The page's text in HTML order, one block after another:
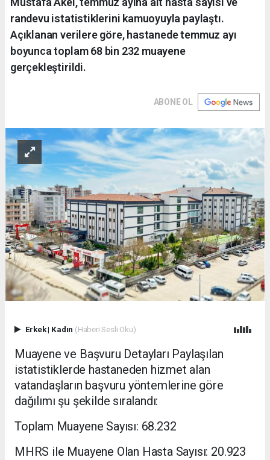
randevu istatistiklerini kamuoyuyla paylaştı.
Açıklanan verilere göre, hastanede temmuz ayı
boyunca toplam 68 bin 232 muayene
gerçekleştirildi.
ABONE OL
Erkek| Kadın (Haberi Sesli Oku)
Muayene ve Başvuru Detayları Paylaşılan
istatistiklerde hastaneden hizmet alan
vatandaşların başvuru yöntemlerine göre
dağılımı şu şekilde sıralandı:
Toplam Muayene Sayısı: 68.232
MHRS ile Muayene Olan Hasta Sayısı: 20.923